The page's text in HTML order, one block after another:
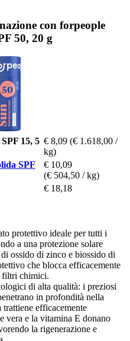
con forpeople
50, 20 g
15, 5 € 8,09 (€ 1.618,00 /
kg)
SPF
€ 10,09
(€ 504,50 / kg)
€ 18,18
protettivo ideale per tutti i
a una protezione solare
ossido di zinco e biossido di
che blocca efficacemente
filtri chimici.
di alta qualità: i preziosi
in profondità nella
efficacemente
vera e la vitamina E donano
la rigenerazione e